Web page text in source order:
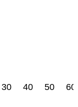
30 40 50 60